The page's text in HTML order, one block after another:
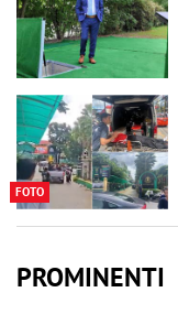
FOTO
PROMINENTI